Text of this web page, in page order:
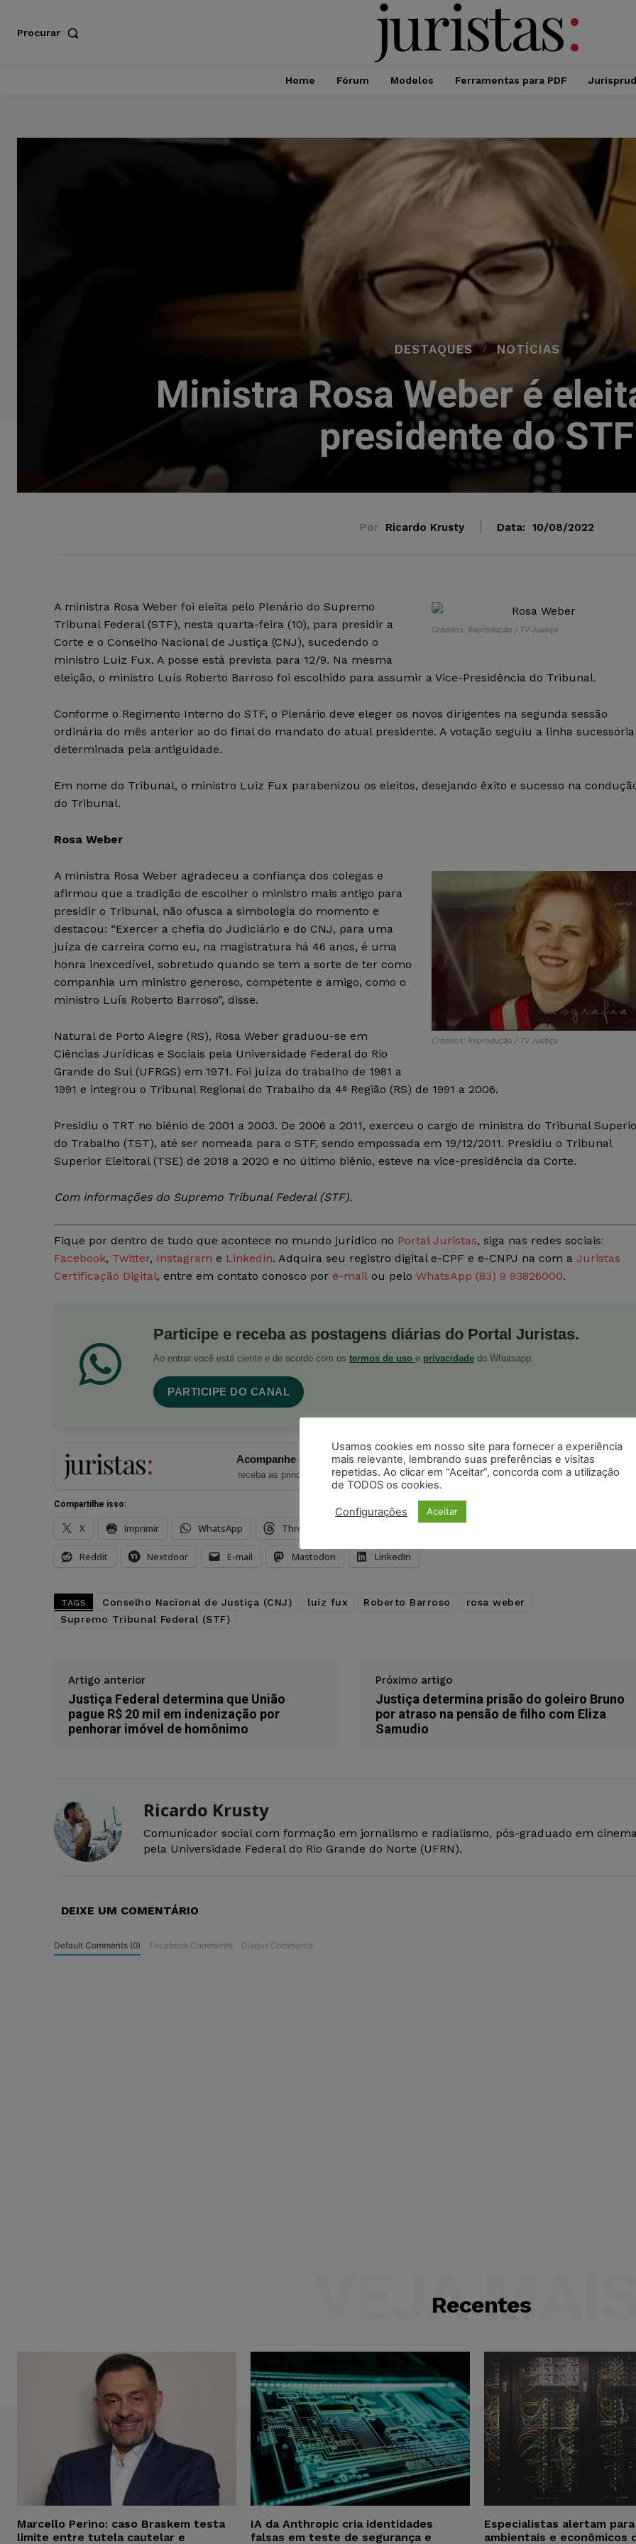
Procurar
Home Fórum Modelos Ferramentas para PDF
DESTAQUES NOTÍCIAS
Ministra Rosa Weber é
presidente do STF
Por Ricardo Krusty Data: 10/08/2022
Créditos: Reprodução / TV Justiça
A ministra Rosa Weber foi eleita pelo Plenário do Supremo
Tribunal Federal (STF), nesta quarta-feira (10), para presidir a
Corte e o Conselho Nacional de Justiça (CNJ), sucedendo o
ministro Luiz Fux. A posse está prevista para 12/9. Na mesma
eleição, o ministro Luís Roberto Barroso foi escolhido para assumir a Vice-Presidência do Tribunal.
Conforme o Regimento Interno do STF, o Plenário deve eleger os novos dirigentes na segunda sessão
ordinária do mês anterior ao do final do mandato do atual presidente. A votação seguiu a linha sucessória
determinada pela antiguidade.
Em nome do Tribunal, o ministro Luiz Fux parabenizou os eleitos, desejando êxito e sucesso na
do Tribunal.
Rosa Weber
Créditos: Reprodução / TV Justiça
A ministra Rosa Weber agradeceu a confiança dos colegas e
afirmou que a tradição de escolher o ministro mais antigo para
presidir o Tribunal, não ofusca a simbologia do momento e
destacou: “Exercer a chefia do Judiciário e do CNJ, para uma
juíza de carreira como eu, na magistratura há 46 anos, é uma
honra inexcedível, sobretudo quando se tem a sorte de ter como
companhia um ministro generoso, competente e amigo, como o
ministro Luís Roberto Barroso”, disse.
Natural de Porto Alegre (RS), Rosa Weber graduou-se em
Ciências Jurídicas e Sociais pela Universidade Federal do Rio
Grande do Sul (UFRGS) em 1971. Foi juíza do trabalho de 1981 a
1991 e integrou o Tribunal Regional do Trabalho da 4ª Região (RS) de 1991 a 2006.
Presidiu o TRT no biênio de 2001 a 2003. De 2006 a 2011, exerceu o cargo de ministra do Tribunal
do Trabalho (TST), até ser nomeada para o STF, sendo empossada em 19/12/2011. Presidiu o Tribunal
Superior Eleitoral (TSE) de 2018 a 2020 e no último biênio, esteve na vice-presidência da Corte.
Com informações do Supremo Tribunal Federal (STF).
Fique por dentro de tudo que acontece no mundo jurídico no Portal Juristas, siga nas redes sociais:
Facebook, Twitter, Instagram e Linkedin. Adquira seu registro digital e-CPF e e-CNPJ na com a Juristas
Certificação Digital, entre em contato conosco por e-mail ou pelo WhatsApp (83) 9 93826000.
Participe e receba as postagens diárias do Portal Juristas.
Ao entrar você está ciente e de acordo com os termos de uso e privacidade do Whatsapp.
PARTICIPE DO CANAL
Acompanhe o Juristas no Google News
receba as principais notícias jurídicas do Brasil
Seguir no Google
Compartilhe isso:
X Imprimir WhatsApp Threads
Reddit Nextdoor E-mail Mastodon LinkedIn
TAGS Conselho Nacional de Justiça (CNJ) luiz fux Roberto Barroso
rosa weber
Supremo Tribunal Federal (STF)
Artigo anterior
Justiça Federal determina que União
pague R$ 20 mil em indenização por
penhorar imóvel de homônimo
Próximo artigo
Justiça determina prisão do goleiro Bruno
por atraso na pensão de filho com Eliza
Samudio
Ricardo Krusty
Comunicador social com formação em jornalismo e radialismo, pós-graduado em
pela Universidade Federal do Rio Grande do Norte (UFRN).
DEIXE UM COMENTÁRIO
Default Comments (0) Facebook Comments Disqus Comments
Recentes
VEJA
Marcello Perino: caso Braskem testa
limite entre tutela cautelar e
IA da Anthropic cria identidades
falsas em teste de segurança e
Especialistas alertam
ambientais e econômicos
Usamos cookies em nosso site para fornecer a experiência
mais relevante, lembrando suas preferências e visitas
repetidas. Ao clicar em “Aceitar”, concorda com a utilização
de TODOS os cookies.
Configurações Aceitar